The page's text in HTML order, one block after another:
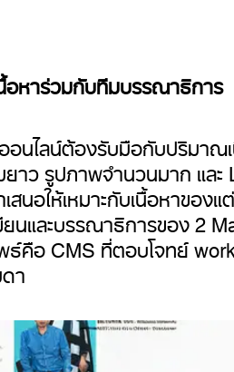
อหาร่วมกับทีมบรรณาธิการ
นไลน์ต้องรับมือกับปริมา
าว รูปภาพจำนวนมาก แล
สนอให้เหมาะกับเนื้อหาขอ
นและบรรณาธิการของ 2
คือ CMS ที่ตอบโจทย์
า